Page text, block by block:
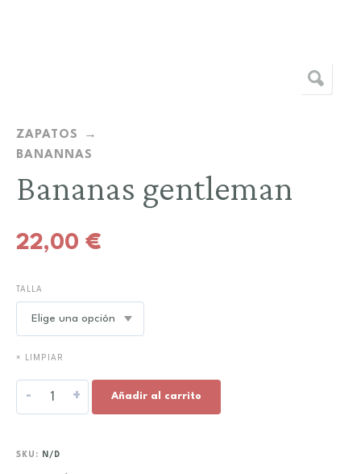
ZAPATOS
BANANNAS
Bananas gentleman
22,00 €
TALLA
× LIMPIAR
- + Añadir al carrito
SKU: N/D